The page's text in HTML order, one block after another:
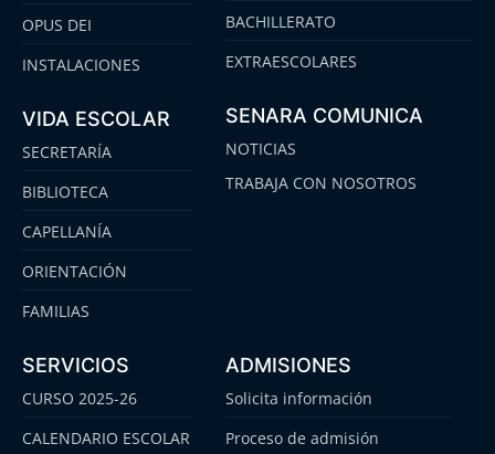
OPUS DEI
INSTALACIONES
VIDA ESCOLAR
SECRETARÍA
BIBLIOTECA
CAPELLANÍA
ORIENTACIÓN
FAMILIAS
BACHILLERATO
EXTRAESCOLARES
SENARA COMUNICA
NOTICIAS
TRABAJA CON NOSOTROS
SERVICIOS
CURSO 2025-26
CALENDARIO ESCOLAR
ADMISIONES
Solicita información
Proceso de admisión